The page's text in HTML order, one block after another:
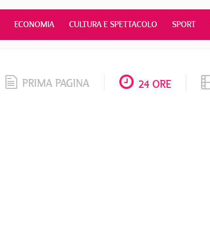
ECONOMIA CULTURA E SPETTACOLO SPORT
PRIMA PAGINA 24 ORE